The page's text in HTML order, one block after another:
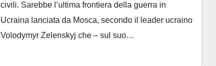
civili. Sarebbe l’ultima frontiera della guerra in
Ucraina lanciata da Mosca, secondo il leader ucraino
Volodymyr Zelenskyj che – sul suo…